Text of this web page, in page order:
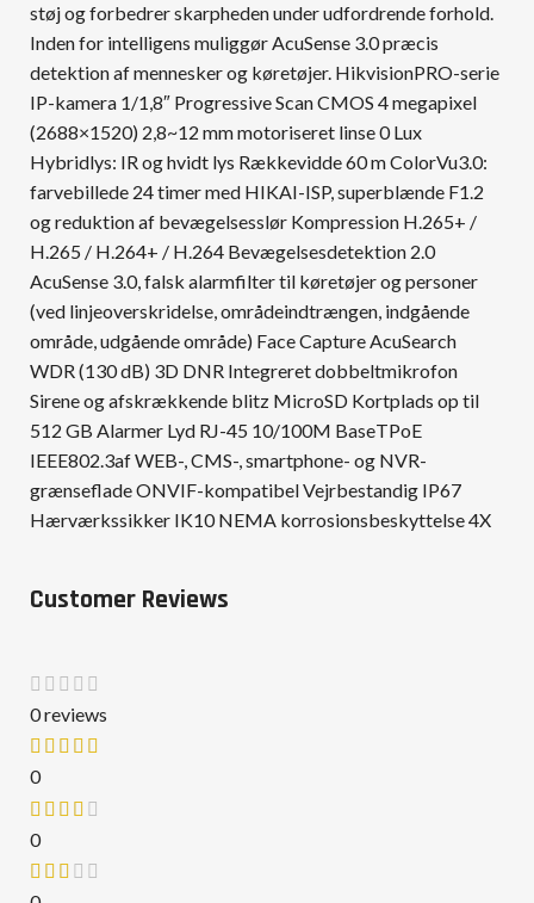
støj og forbedrer skarpheden under udfordrende forhold.
Inden for intelligens muliggør AcuSense 3.0 præcis
detektion af mennesker og køretøjer. HikvisionPRO-serie
IP-kamera 1/1,8″ Progressive Scan CMOS 4 megapixel
(2688×1520) 2,8~12 mm motoriseret linse 0 Lux
Hybridlys: IR og hvidt lys Rækkevidde 60 m ColorVu3.0:
farvebillede 24 timer med HIKAI-ISP, superblænde F1.2
og reduktion af bevægelsesslør Kompression H.265+ /
H.265 / H.264+ / H.264 Bevægelsesdetektion 2.0
AcuSense 3.0, falsk alarmfilter til køretøjer og personer
(ved linjeoverskridelse, områdeindtrængen, indgående
område, udgående område) Face Capture AcuSearch
WDR (130 dB) 3D DNR Integreret dobbeltmikrofon
Sirene og afskrækkende blitz MicroSD Kortplads op til
512 GB Alarmer Lyd RJ-45 10/100M BaseTPoE
IEEE802.3af WEB-, CMS-, smartphone- og NVR-
grænseflade ONVIF-kompatibel Vejrbestandig IP67
Hærværkssikker IK10 NEMA korrosionsbeskyttelse 4X
Customer Reviews
0 reviews
0
0